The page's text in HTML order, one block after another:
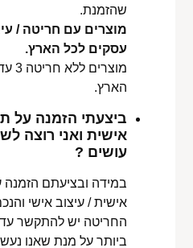
שהזמנת.
עסקים לכל הארץ.
הארץ.
ביצעתי הזמנה על
אישית ואני רוצה
עושים ?
במידה ובציעתם
אישית / עיצוב אישי
החריטה יש להתקשר עד
ביותר על מנת שאנו